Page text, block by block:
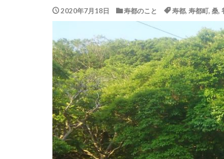
2020年7月18日 寿都のこと 寿都, 寿都町, 桑,